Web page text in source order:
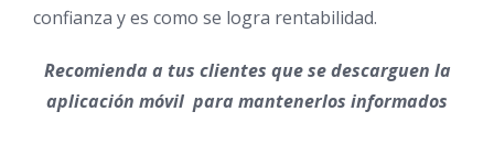
confianza y es como se logra rentabilidad.
Recomienda a tus clientes que se descarguen la
aplicación móvil para mantenerlos informados